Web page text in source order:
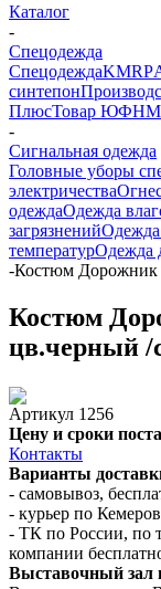
Каталог
-
Спецодежда
СпецодеждаKMR
синтепон
ПлюсТовар ЮФНМ
-
Сигнальная одежда
Головные уборы
электричества
одеждаОдежда
загрязнений
температурОдежда
-Костюм Дорожник
Костюм
цв.черный /
Артикул 1256
Цену и сроки
Контакты
Варианты
- самовывоз,
- курьер по
- ТК по России, по
компании
Выставочный зал